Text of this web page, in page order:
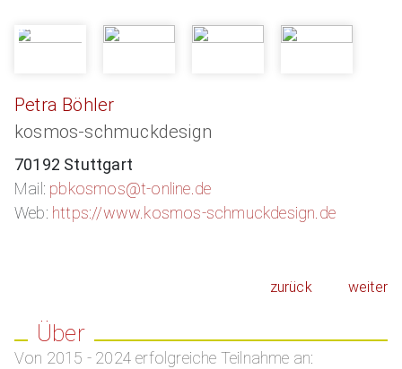
Petra Böhler
kosmos-schmuckdesign
70192 Stuttgart
Mail: pbkosmos@t-online.de
Web: https://www.kosmos-schmuckdesign.de
zurück weiter
Über
Von 2015 - 2024 erfolgreiche Teilnahme an: